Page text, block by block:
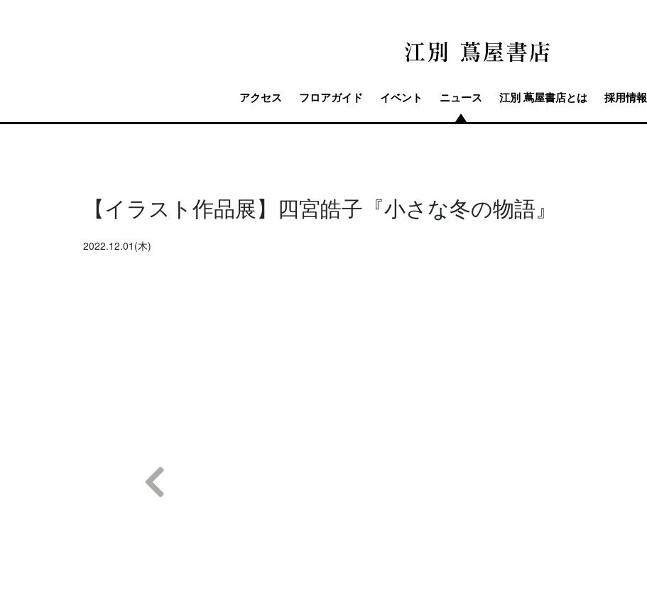
アクセス フロアガイド イベント ニュース 江別 蔦屋書店とは 採用情報
【イラスト作品展】四宮皓子『小さな冬の物語』
2022.12.01(木)